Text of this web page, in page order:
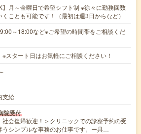
】月～金曜日で希望シフト制 ※徐々に勤務回数
くことも可能です！（最初は週3日からなど）
～18:00など※ご希望の時間帯をご相談くだ
タート日はお気軽にご相談ください！
支給
院受付
社会復帰歓迎！＞クリニックでの診察予約の受
うシンプルな事務のお仕事です。ー具…